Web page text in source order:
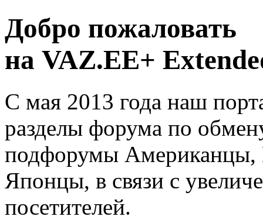
Добро пожаловать
на VAZ.EE+
С мая 2013 года наш
разделы форума по
подфорумы
Японцы, в связи с
посетителей.